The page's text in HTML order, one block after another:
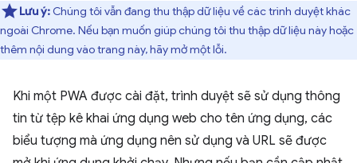
Lưu ý: Chúng tôi vẫn đang thu thập dữ liệu về các trình duyệt khác
ngoài Chrome. Nếu bạn muốn giúp chúng tôi thu thập dữ liệu này hoặc
thêm nội dung vào trang này, hãy mở một lỗi.
Khi một PWA được cài đặt, trình duyệt sẽ sử dụng thông
tin từ tệp kê khai ứng dụng web cho tên ứng dụng, các
biểu tượng mà ứng dụng nên sử dụng và URL sẽ được